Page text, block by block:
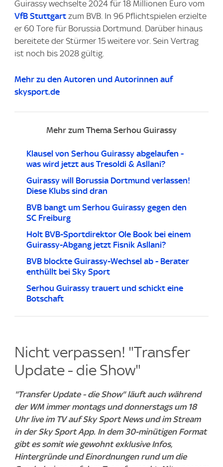
Guirassy wechselte 2024 für 18 Millionen Euro vom
VfB Stuttgart zum BVB. In 96 Pflichtspielen erzielte
er 60 Tore für Borussia Dortmund. Darüber hinaus
bereitete der Stürmer 15 weitere vor. Sein Vertrag
ist noch bis 2028 gültig.
Mehr zu den Autoren und Autorinnen auf
skysport.de
Mehr zum Thema Serhou Guirassy
Klausel von Serhou Guirassy abgelaufen -
was wird jetzt aus Tresoldi & Asllani?
Guirassy will Borussia Dortmund verlassen!
Diese Klubs sind dran
BVB bangt um Serhou Guirassy gegen den
SC Freiburg
Holt BVB-Sportdirektor Ole Book bei einem
Guirassy-Abgang jetzt Fisnik Asllani?
BVB blockte Guirassy-Wechsel ab - Berater
enthüllt bei Sky Sport
Serhou Guirassy trauert und schickt eine
Botschaft
Nicht verpassen! "Transfer
Update - die Show"
"Transfer Update - die Show" läuft auch während
der WM immer montags und donnerstags um 18
Uhr live im TV auf Sky Sport News und im Stream
in der Sky Sport App. In dem 30-minütigen Format
gibt es somit wie gewohnt exklusive Infos,
Hintergründe und Einordnungen rund um die